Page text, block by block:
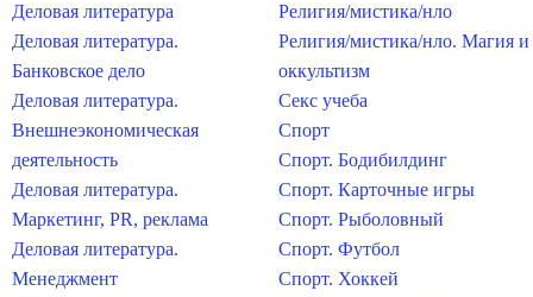
Деловая литература
Деловая литература.
Банковское дело
Деловая литература.
Внешнеэкономическая
деятельность
Деловая литература.
Маркетинг, PR, реклама
Деловая литература.
Менеджмент
Религия/мистика/нло
Религия/мистика/нло. Магия и
оккультизм
Секс учеба
Спорт
Спорт. Бодибилдинг
Спорт. Карточные игры
Спорт. Рыболовный
Спорт. Футбол
Спорт. Хоккей